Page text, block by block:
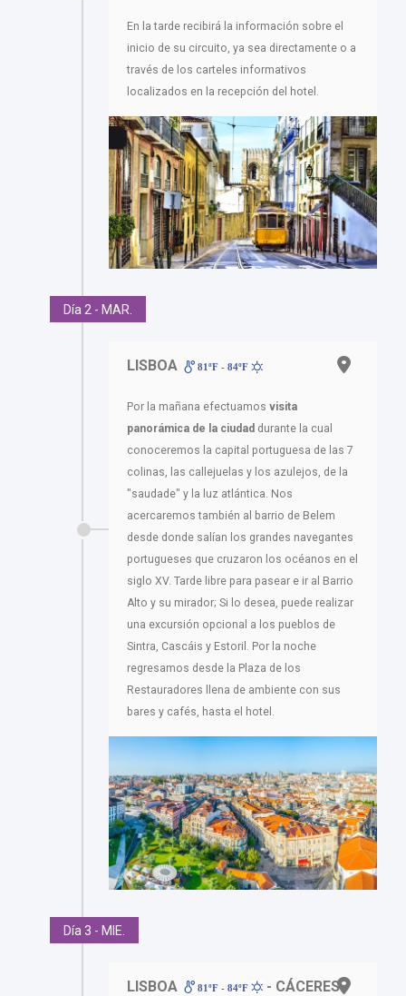
En la tarde recibirá la información sobre el
inicio de su circuito, ya sea directamente o a
través de los carteles informativos
localizados en la recepción del hotel.
Día 2 - MAR.
LISBOA 81ºF - 84ºF
Por la mañana efectuamos visita
panorámica de la ciudad durante la cual
conoceremos la capital portuguesa de las 7
colinas, las callejuelas y los azulejos, de la
"saudade" y la luz atlántica. Nos
acercaremos también al barrio de Belem
desde donde salían los grandes navegantes
portugueses que cruzaron los océanos en el
siglo XV. Tarde libre para pasear e ir al Barrio
Alto y su mirador; Si lo desea, puede realizar
una excursión opcional a los pueblos de
Sintra, Cascáis y Estoril. Por la noche
regresamos desde la Plaza de los
Restauradores llena de ambiente con sus
bares y cafés, hasta el hotel.
Día 3 - MIE.
LISBOA 81ºF - 84ºF - CÁCERES